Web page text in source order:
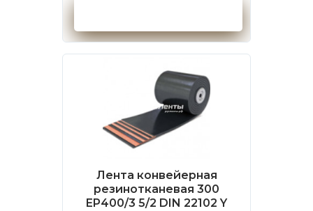
Лента конвейерная
резинотканевая 300
EP400/3 5/2 DIN 22102 Y